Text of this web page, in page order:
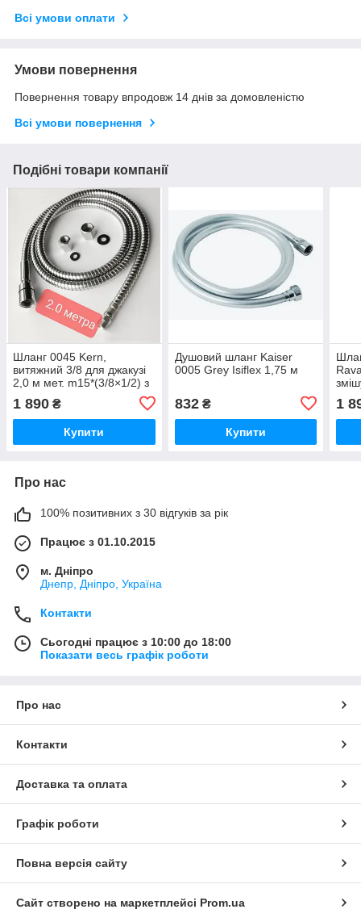
Всі умови оплати
Умови повернення
Повернення товару впродовж 14 днів за домовленістю
Всі умови повернення
Подібні товари компанії
Шланг 0045 Kern,
витяжний 3/8 для джакузі
2,0 м мет. m15*(3/8×1/2) з
1 890 ₴
Купити
Душовий шланг Kaiser
0005 Grey Isiflex 1,75 м
832₴
Купити
1
Про нас
100% позитивних з 30 відгуків за рік
Працює з 01.10.2015
м. Дніпро
Днепр, Дніпро, Україна
Контакти
Сьогодні працює з 10:00 до 18:00
Показати весь графік роботи
Про нас
Контакти
Доставка та оплата
Графік роботи
Повна версія сайту
Сайт створено на маркетплейсі Prom.ua